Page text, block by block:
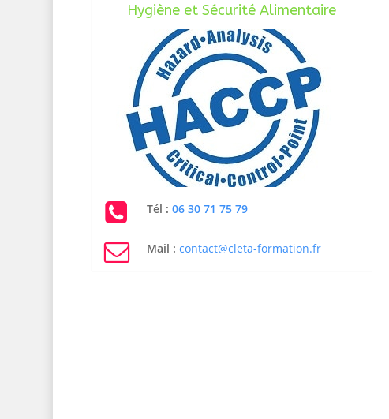
Hygiène et Sécurité Alimentaire
Tél : 06 30 71 75 79
Mail : contact@cleta-formation.fr